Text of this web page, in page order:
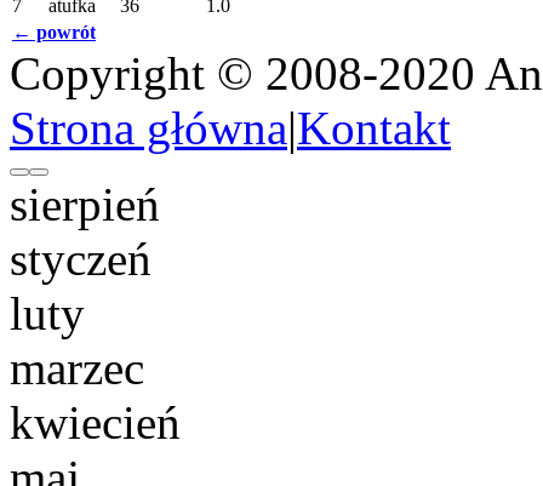
7
atufka 36
1.0
← powrót
Copyright © 2008-2020
Strona główna|Kontakt
sierpień
styczeń
luty
marzec
kwiecień